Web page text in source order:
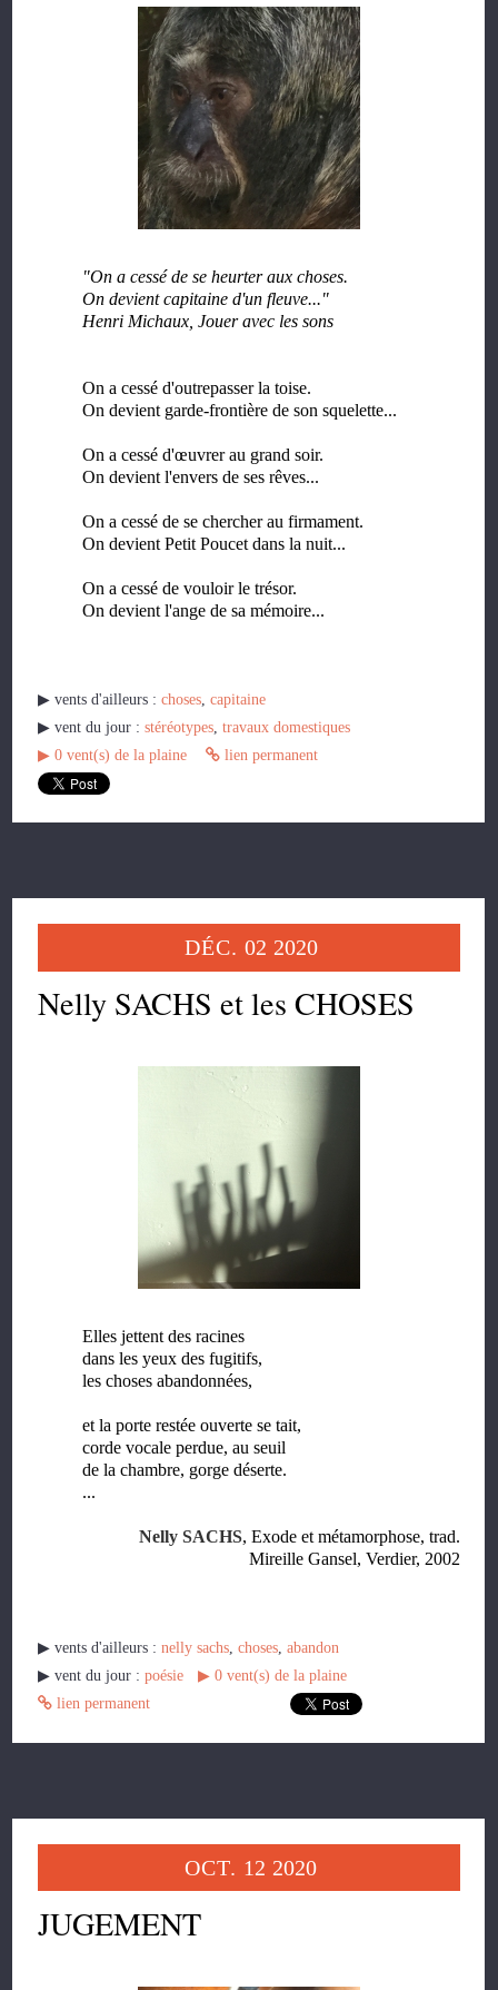
"On a cessé de se heurter aux choses.
On devient capitaine d'un fleuve..."
Henri Michaux, Jouer avec les sons
On a cessé d'outrepasser la toise.
On devient garde-frontière de son squelette...
On a cessé d'œuvrer au grand soir.
On devient l'envers de ses rêves...
On a cessé de se chercher au firmament.
On devient Petit Poucet dans la nuit...
On a cessé de vouloir le trésor.
On devient l'ange de sa mémoire...
▶︎ vents d'ailleurs :choses,capitaine
▶︎ vent du jour :stéréotypes,travaux domestiques
▶︎ 0 vent(s) de la plaine lien permanent
DÉC. 02 2020
Nelly SACHS et les CHOSES
Elles jettent des racines
dans les yeux des fugitifs,
les choses abandonnées,
et la porte restée ouverte se tait,
corde vocale perdue, au seuil
de la chambre, gorge déserte.
...
Nelly SACHS, Exode et métamorphose, trad.
Mireille Gansel, Verdier, 2002
▶︎ vents d'ailleurs :nelly sachs ,choses ,abandon
▶︎ vent du jour :poésie ▶︎ 0 vent(s) de la plaine
lien permanent
OCT. 12 2020
JUGEMENT